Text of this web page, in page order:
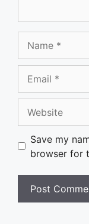
Save my
browser for